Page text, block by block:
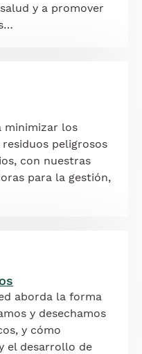
y a promover
minimizar los
peligrosos
con nuestras
para la gestión,
aborda la forma
y desechamos
y cómo
el desarrollo de